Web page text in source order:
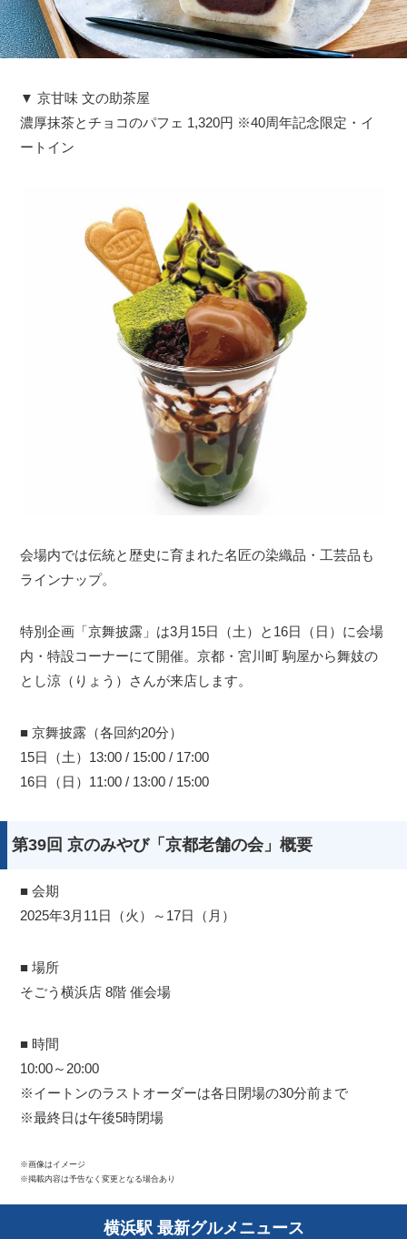
▼ 京甘味 文の助茶屋
濃厚抹茶とチョコのパフェ 1,320円 ※40周年記念限定・イ
ートイン
会場内では伝統と歴史に育まれた名匠の染織品・工芸品も
ラインナップ。
特別企画「京舞披露」は3月15日（土）と16日（日）に会場
内・特設コーナーにて開催。京都・宮川町 駒屋から舞妓の
とし涼（りょう）さんが来店します。
■ 京舞披露（各回約20分）
15日（土）13:00 / 15:00 / 17:00
16日（日）11:00 / 13:00 / 15:00
第39回 京のみやび「京都老舗の会」概要
■ 会期
2025年3月11日（火）～17日（月）
■ 場所
そごう横浜店 8階 催会場
■ 時間
10:00～20:00
※イートンのラストオーダーは各日閉場の30分前まで
※最終日は午後5時閉場
※画像はイメージ
※掲載内容は予告なく変更となる場合あり
横浜駅 最新グルメニュース